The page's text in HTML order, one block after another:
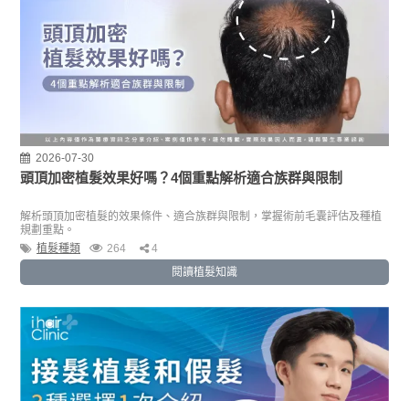
2026-07-30
頭頂加密植髮效果好嗎？4個重點解析適合族群與限制
解析頭頂加密植髮的效果條件、適合族群與限制，掌握術前毛囊評估及種植
規劃重點。
植髮種類
264
4
閱讀植髮知識